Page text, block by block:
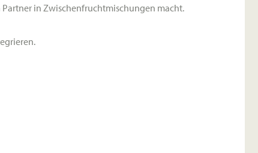
in Zwischenfruchtmischungen macht.